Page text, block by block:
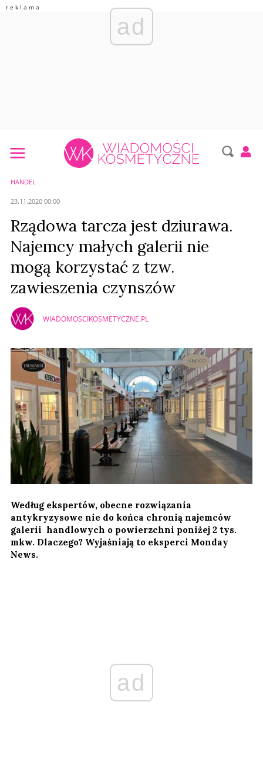
ad
HANDEL
23.11.2020 00:00
Rządowa tarcza jest dziurawa.
Najemcy małych galerii nie
mogą korzystać z tzw.
zawieszenia czynszów
WIADOMOSCIKOSMETYCZNE.PL
Według ekspertów, obecne rozwiązania
antykryzysowe nie do końca chronią najemców
galerii handlowych o powierzchni poniżej 2 tys.
mkw. Dlaczego? Wyjaśniają to eksperci Monday
News.
ad